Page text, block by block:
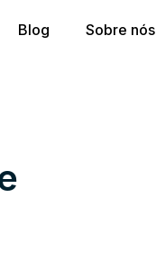
Blog Sobre nós